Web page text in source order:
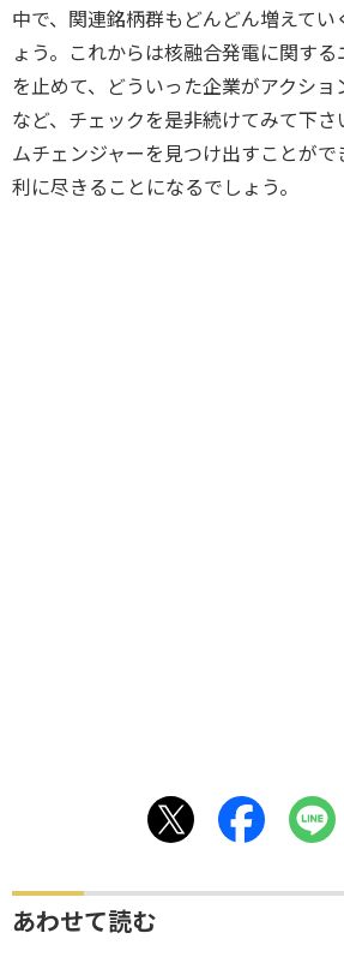
中で、関連銘柄群もどんどん増えてい
ょう。これからは核融合発電に関す
を止めて、どういった企業がアクシ
など、チェックを是非続けてみて下さ
ムチェンジャーを見つけ出すことが
利に尽きることになるでしょう。
あわせて読む